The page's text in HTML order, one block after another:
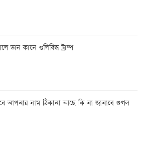
ডান কানে গুলিবিদ্ধ ট্রাম্প
আপনার নাম ঠিকানা আছে কি না জানাবে গুগল